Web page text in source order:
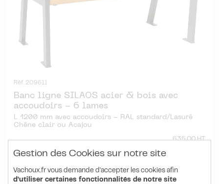
Réf. 209611
Banc ligne SILAOS acier & bois avec
accoudoirs - 6 lames
L 1200 mm avec accoudoirs - RAL standard/Lasuré
Chêne clair ou Acajou
635.00 HT
728.40
Gestion des Cookies sur notre site
Vachoux.fr vous demande d'accepter les cookies afin
d'utiliser certaines fonctionnalités de notre site